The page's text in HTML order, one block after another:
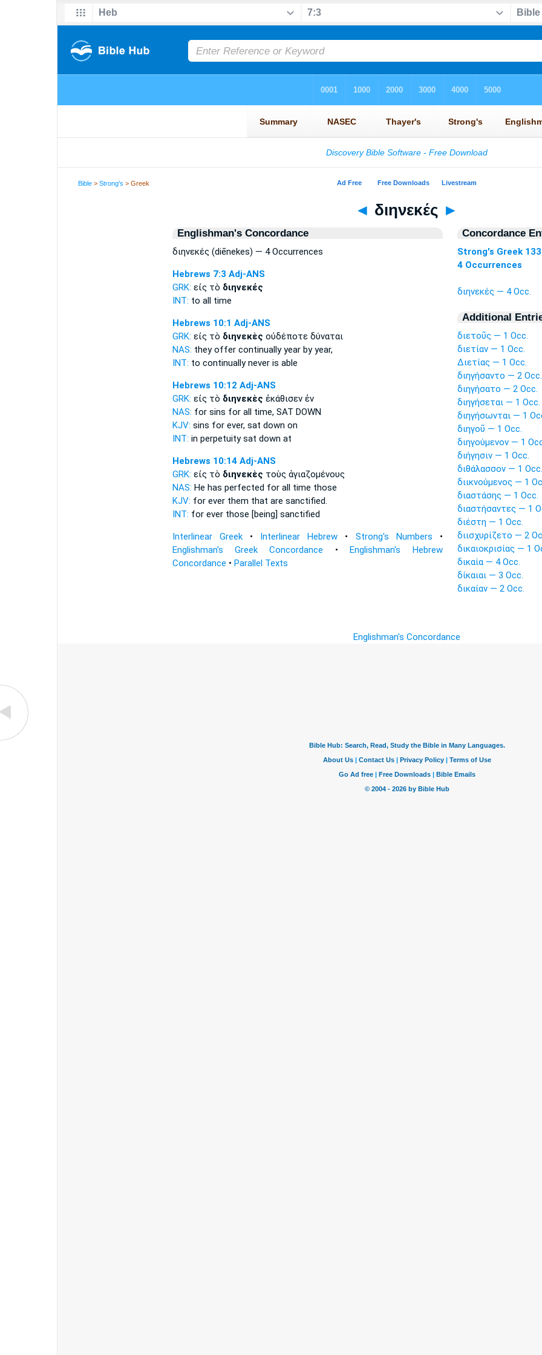
Bible >Strong's > Greek
◄ διηνεκές ►
Englishman's Concordance
διηνεκές (diēnekes) — 4 Occurrences
Hebrews 7:3 Adj-ANS
GRK: εἰς τὸ διηνεκές
INT: to all time
Hebrews 10:1 Adj-ANS
GRK: εἰς τὸ διηνεκὲς οὐδέποτε δύναται
NAS: they offer continuallyyear by year,
INT: to continuallynever is able
Hebrews 10:12 Adj-ANS
GRK: εἰς τὸ διηνεκὲς ἐκάθισεν ἐν
NAS: for sins for all time,SAT DOWN
KJV: sins for ever,sat down on
INT: in perpetuitysat down at
Hebrews 10:14 Adj-ANS
GRK: εἰς τὸ διηνεκὲς τοὺς ἁγιαζομένους
NAS: He has perfected for all time those
KJV: for everthem that are sanctified.
INT: for everthose [being] sanctified
Interlinear Greek• Interlinear Hebrew • Strong's Numbers •
Englishman's Greek Concordance •Englishman's Hebrew
Concordance • Parallel Texts
Concordance
Strong's Greek
4 Occurrences
διηνεκές — 4 Occ.
Additional
διετοῦς — 1 Occ.
διετίαν — 1 Occ.
Διετίας — 1 Occ.
διηγήσαντο — 2 Occ.
διηγήσατο — 2 Occ.
διηγήσεται — 1 Occ.
διηγήσωνται — 1
διηγοῦ — 1 Occ.
διηγούμενον — 1
διήγησιν — 1 Occ.
διθάλασσον — 1 Occ.
διικνούμενος — 1
διαστάσης — 1 Occ.
διαστήσαντες — 1
διέστη — 1 Occ.
διισχυρίζετο — 2
δικαιοκρισίας — 1
δικαία — 4 Occ.
δίκαιαι — 3 Occ.
δικαίαν — 2 Occ.
Englishman's Concordance